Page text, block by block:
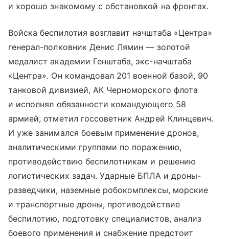
и хорошо знакомому с обстановкой на фронтах.
Войска беспилотия возглавит начштаба «Центра»
генерал-полковник Денис Лямин — золотой
медалист академии Генштаба, экс-начштаба
«Центра». Он командовал 201 военной базой, 90
танковой дивизией, АК Черноморского флота
и исполнял обязанности командующего 58
армией, отметил госсоветник Андрей Клинцевич.
И уже занимался боевым применение дронов,
аналитическими группами по поражению,
противодействию беспилотникам и решению
логистических задач. Ударные БПЛА и дроны-
разведчики, наземные робокомплексы, морские
и транспортные дроны, противодействие
беспилотию, подготовку специалистов, анализ
боевого применения и снабжение предстоит